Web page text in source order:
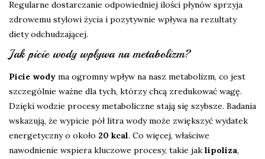
Regularne dostarczanie odpowiedniej ilości płynów sprzyja
zdrowemu stylowi życia i pozytywnie wpływa na rezultaty
diety odchudzającej.
Jak picie wody wpływa na metabolizm?
Picie wody ma ogromny wpływ na nasz metabolizm, co jest
szczególnie ważne dla tych, którzy chcą zredukować wagę.
Dzięki wodzie procesy metaboliczne stają się szybsze. Badania
wskazują, że wypicie pół litra wody może zwiększyć wydatek
energetyczny o około 20 kcal. Co więcej, właściwe
nawodnienie wspiera kluczowe procesy, takie jak lipoliza,